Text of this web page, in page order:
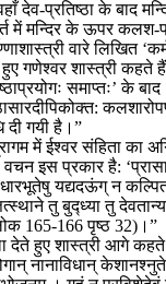
देव-प्रतिष्ठा के बाद
में मन्दिर के ऊपर कलश-
वारे लिखित
गणेश्वर शास्त्री कहते हैं,
समाप्तः’ के
गयी है।”
में ईश्वर संहिता का
इस प्रकार है:
यद्यदऊंग् न
तु बुद्ध्या तु
165-166 पृष्ठ 32)।”
देते हुए शास्त्री आगे
नानाविधान्